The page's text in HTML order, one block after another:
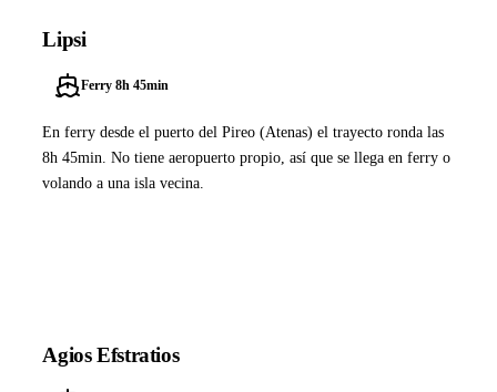
Lipsi
Ferry 8h 45min
En ferry desde el puerto del Pireo (Atenas) el trayecto ronda las
8h 45min. No tiene aeropuerto propio, así que se llega en ferry o
volando a una isla vecina.
Agios Efstratios